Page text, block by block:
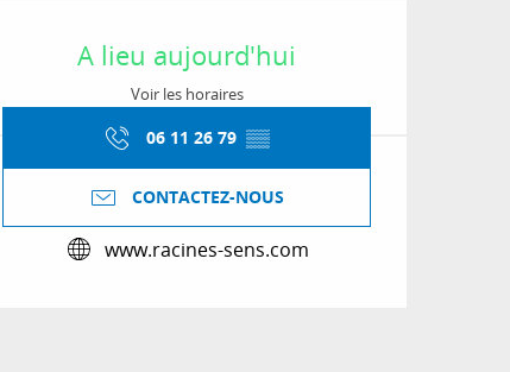
Ouverture et
A lieu aujourd'hui
Voir les horaires
06 11 26 79 ▒▒
CONTACTEZ-NOUS
www.racines-sens.com